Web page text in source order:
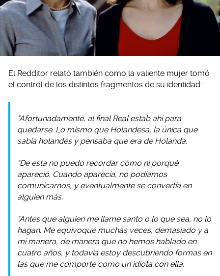
El Redditor relató también como la valiente mujer tomó
el control de los distintos fragmentos de su identidad:
“Afortunadamente, al final Real estab ahí para
quedarse. Lo mismo que Holandesa, la única que
sabía holandés y pensaba que era de Holanda.
“De esta no puedo recordar cómo ni porqué
apareció. Cuando aparecía, no podíamos
comunicarnos, y eventualmente se convertía en
alguien más.
“Antes que alguien me llame santo o lo que sea, no lo
hagan. Me equivoqué muchas veces, demasiado y a
mi manera, de manera que no hemos hablado en
cuatro años, y todavía estoy descubriendo formas en
las que me comporté como un idiota con ella.